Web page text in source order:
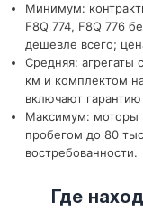
Минимум:
F8Q 774, F8Q 776
дешевле всего;
Средняя:
км и комплектом
включают гарантию
Максимум: моторы
пробегом до 80
востребованности.
Где